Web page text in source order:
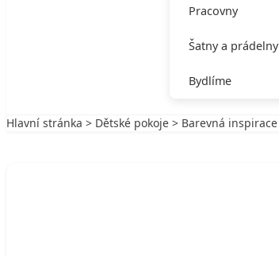
Pracovny
Šatny a prádelny
Bydlíme
Hlavní stránka > Dětské pokoje > Barevná inspirace